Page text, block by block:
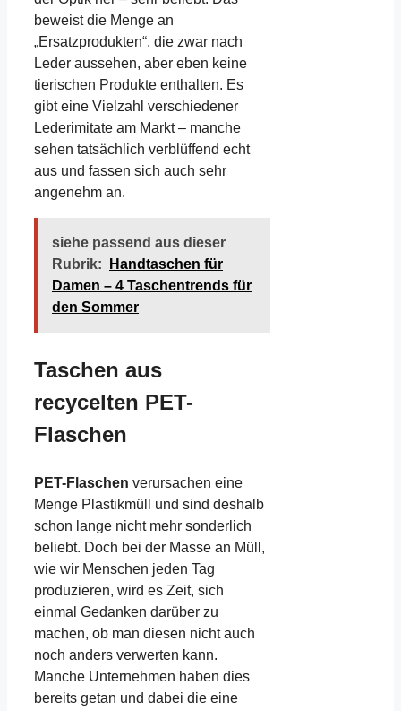
beweist die Menge an
„Ersatzprodukten“, die zwar nach
Leder aussehen, aber eben keine
tierischen Produkte enthalten. Es
gibt eine Vielzahl verschiedener
Lederimitate am Markt – manche
sehen tatsächlich verblüffend echt
aus und fassen sich auch sehr
angenehm an.
siehe passend aus dieser
Rubrik:
Handtaschen für
Damen – 4 Taschentrends für
den Sommer
Taschen aus
recycelten PET-
Flaschen
PET-Flaschen verursachen eine
Menge Plastikmüll und sind deshalb
schon lange nicht mehr sonderlich
beliebt. Doch bei der Masse an Müll,
wie wir Menschen jeden Tag
produzieren, wird es Zeit, sich
einmal Gedanken darüber zu
machen, ob man diesen nicht auch
noch anders verwerten kann.
Manche Unternehmen haben dies
bereits getan und dabei die eine